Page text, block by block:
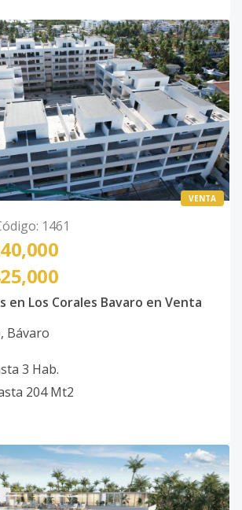
VENTA
: 1461
en Los Corales Bavaro en Venta
, Bávaro
3 Hab.
204 Mt2